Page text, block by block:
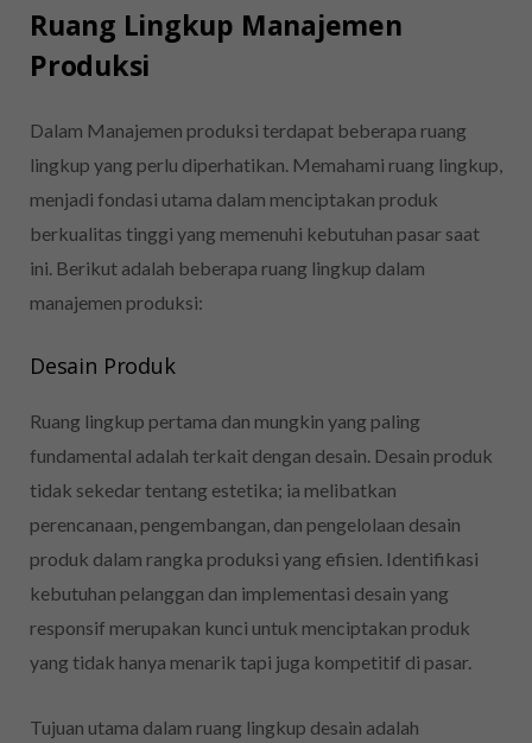
Ruang Lingkup Manajemen
Produksi
Dalam Manajemen produksi terdapat beberapa ruang
lingkup yang perlu diperhatikan. Memahami ruang lingkup,
menjadi fondasi utama dalam menciptakan produk
berkualitas tinggi yang memenuhi kebutuhan pasar saat
ini. Berikut adalah beberapa ruang lingkup dalam
manajemen produksi:
Desain Produk
Ruang lingkup pertama dan mungkin yang paling
fundamental adalah terkait dengan desain. Desain produk
tidak sekedar tentang estetika; ia melibatkan
perencanaan, pengembangan, dan pengelolaan desain
produk dalam rangka produksi yang efisien. Identifikasi
kebutuhan pelanggan dan implementasi desain yang
responsif merupakan kunci untuk menciptakan produk
yang tidak hanya menarik tapi juga kompetitif di pasar.
Tujuan utama dalam ruang lingkup desain adalah